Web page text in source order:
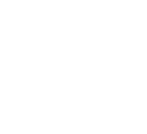
Rodheim